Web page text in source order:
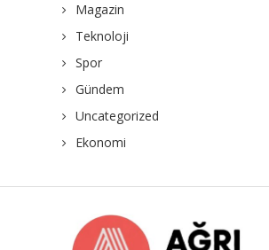
Magazin
Teknoloji
Spor
Gündem
Uncategorized
Ekonomi